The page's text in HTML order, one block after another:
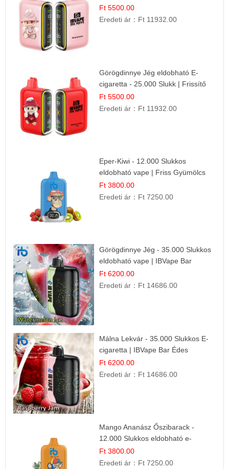
Ft 5500.00
Eredeti ár： Ft 11932.00
Görögdinnye Jég eldobható E-
cigaretta - 25.000 Slukk | Frissítő
Nyári Íz
Ft 5500.00
Eredeti ár： Ft 11932.00
Eper-Kiwi - 12.000 Slukkos
eldobható vape | Friss Gyümölcs
Kombináció
Ft 3800.00
Eredeti ár： Ft 7250.00
Görögdinnye Jég - 35.000 Slukkos
eldobható vape | IBVape Bar
Frissítő Nyári Íz
Ft 6200.00
Eredeti ár： Ft 14686.00
Málna Lekvár - 35.000 Slukkos E-
cigaretta | IBVape Bar Édes
Gyümölcs Íz
Ft 6200.00
Eredeti ár： Ft 14686.00
Mango Ananász Őszibarack -
12.000 Slukkos eldobható e-
Cigaretta
Ft 3800.00
Eredeti ár： Ft 7250.00